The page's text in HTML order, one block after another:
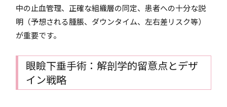
中の止血管理、正確な組織層の同定、患者への十分な説
明（予想される腫脹、ダウンタイム、左右差リスク等）
が重要です。
眼瞼下垂手術：解剖学的留意点とデザ
イン戦略